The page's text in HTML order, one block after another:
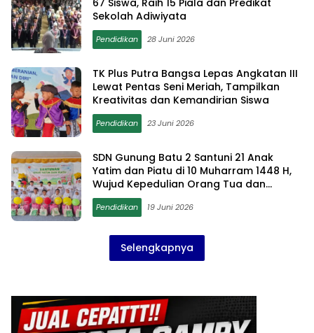
67 Siswa, Raih 15 Piala dan Predikat
Sekolah Adiwiyata
Pendidikan 28 Juni 2026
TK Plus Putra Bangsa Lepas Angkatan III
Lewat Pentas Seni Meriah, Tampilkan
Kreativitas dan Kemandirian Siswa
Pendidikan 23 Juni 2026
SDN Gunung Batu 2 Santuni 21 Anak
Yatim dan Piatu di 10 Muharram 1448 H,
Wujud Kepedulian Orang Tua dan
Sekolah
Pendidikan 19 Juni 2026
Selengkapnya